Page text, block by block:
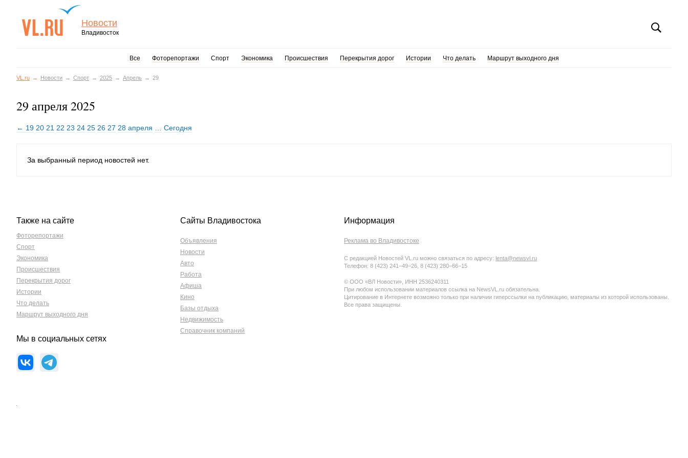
Новости
Владивосток
Все Фоторепортажи Спорт Экономика Происшествия Перекрытия дорог Истории Что делать Маршрут выходного дня
VL.ru Новости Спорт 2025 Апрель 29
29 апреля 2025
← 19 20 21 22 23 24 25 26 27 28 апреля Сегодня
За выбранный период новостей нет.
Также на сайте
Фоторепортажи
Спорт
Экономика
Происшествия
Перекрытия дорог
Истории
Что делать
Маршрут выходного дня
Мы в социальных сетях
Сайты Владивостока
Объявления
Новости
Авто
Работа
Афиша
Кино
Базы отдыха
Недвижимость
Справочник компаний
Информация
Реклама во Владивостоке
С редакцией Новостей VL.ru можно связаться по адресу: lenta@newsvl.ru
Телефон: 8 (423) 241−49−26, 8 (423) 280−66−15
© ООО «ВЛ Новости», ИНН 2536240311
При любом использовании материалов ссылка на NewsVL.ru обязательна.
Цитирование в Интернете возможно только при наличии гиперссылки на публикацию, материалы из которой использованы.
Все права защищены.